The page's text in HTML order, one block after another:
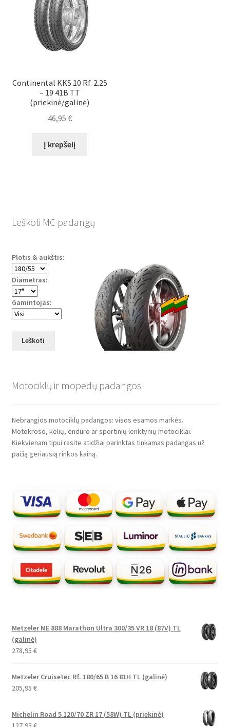
Continental KKS 10 Rf. 2.25
– 19 41B TT
(priekinė/galinė)
46,95 €
Į krepšelį
Leškoti MC padangų
Plotis & aukštis:
Diametras:
Gamintojas:
Leškoti
Motociklų ir mopedų padangos
Nebrangios motociklų padangos: visos esamos markės.
Motokroso, kelių, enduro ar sportinių lenktynių motociklai.
Kiekvienam tipui rasite atidžiai parinktas tinkamas padangas už
pačią geriausią rinkos kainą.
Metzeler ME 888 Marathon Ultra 300/35 VR 18 (87V) TL
(galinė)
278,95 €
Metzeler Cruisetec Rf. 180/65 B 16 81H TL (galinė)
205,95 €
Michelin Road 5 120/70 ZR 17 (58W) TL (priekinė)